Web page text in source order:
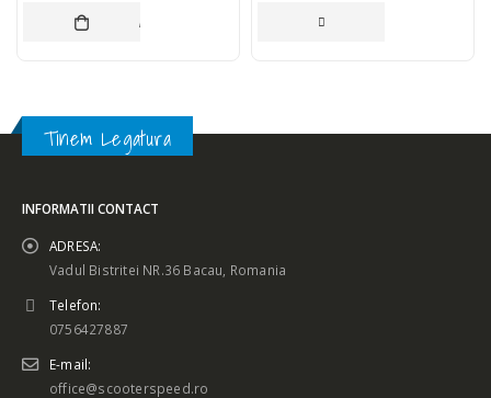
ADAUGĂ ÎN COȘ
Tinem Legatura
INFORMATII CONTACT
ADRESA:
Vadul Bistritei NR.36 Bacau, Romania
Telefon:
0756427887
E-mail:
office@scooterspeed.ro